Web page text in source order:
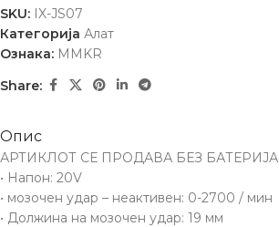
SKU: IX-JS07
Категорија Алат
Ознака: MMKR
Share:
Опис
АРТИКЛОТ СЕ ПРОДАВА БЕЗ БАТЕРИЈА
• Напон: 20V
• мозочен удар – неактивен: 0-2700 / мин
• Должина на мозочен удар: 19 мм